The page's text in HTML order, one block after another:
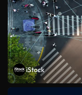
iStock